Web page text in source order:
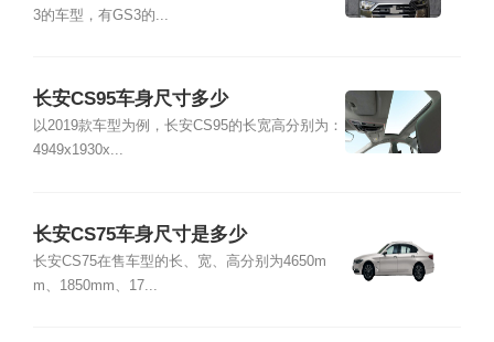
3的车型，有GS3的...
长安CS95车身尺寸多少
以2019款车型为例，长安CS95的长宽高分别为：
4949x1930x...
长安CS75车身尺寸是多少
长安CS75在售车型的长、宽、高分别为4650m
m、1850mm、17...